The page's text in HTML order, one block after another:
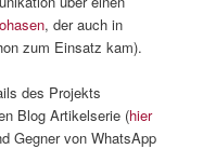
, der auch in
zum Einsatz kam).
des Projekts
Blog Artikelserie (hier
Gegner von WhatsApp